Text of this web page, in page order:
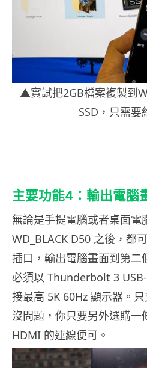
▲實試把2GB檔案複製到
SSD，只需要
主要功能4：輸出電腦
無論是手提電腦或者桌面電
WD_BLACK D50 之後，都
插口，輸出電腦畫面到第二
必須以 Thunderbolt 3
接最高 5K 60Hz 顯示器。
沒問題，你只要另外選購
HDMI 的連線便可。